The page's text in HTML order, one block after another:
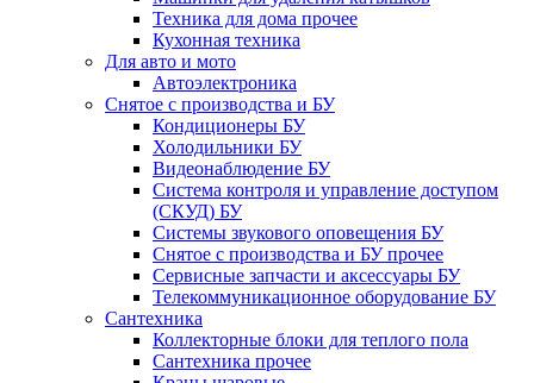
Техника для дома прочее
Кухонная техника
Для авто и мото
Автоэлектроника
Снятое с производства и БУ
Кондиционеры БУ
Холодильники БУ
Видеонаблюдение БУ
Система контроля и управление доступом
(СКУД) БУ
Системы звукового оповещения БУ
Снятое с производства и БУ прочее
Сервисные запчасти и аксессуары БУ
Телекоммуникационное оборудование БУ
Сантехника
Коллекторные блоки для теплого пола
Сантехника прочее